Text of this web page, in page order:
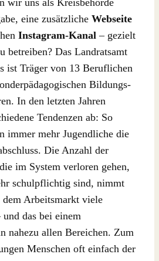
eine zusätzliche Webseite
Instagram-Kanal – gezielt
betreiben? Das Landratsamt
ist Träger von 13 Beruflichen
Bildungs-
In den letzten Jahren
Tendenzen ab: So
immer mehr Jugendliche die
Die Anzahl der
im System verloren gehen,
schulpflichtig sind, nimmt
Arbeitsmarkt viele
das bei einem
nahezu allen Bereichen. Zum
Menschen oft einfach der